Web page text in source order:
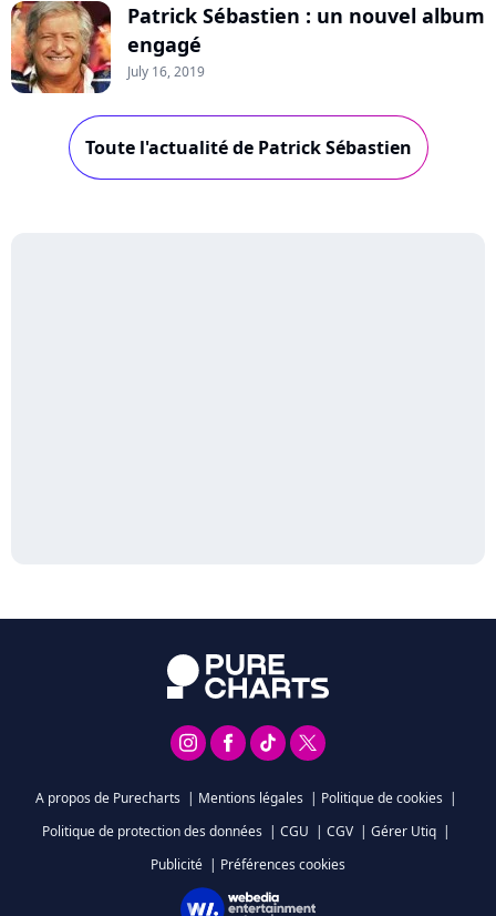
Patrick Sébastien : un nouvel album
engagé
July 16, 2019
Toute l'actualité de Patrick Sébastien
A propos de Purecharts | Mentions légales | Politique de cookies |
Politique de protection des données | CGU | CGV | Gérer Utiq |
Publicité | Préférences cookies